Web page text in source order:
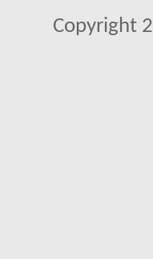
Copyright